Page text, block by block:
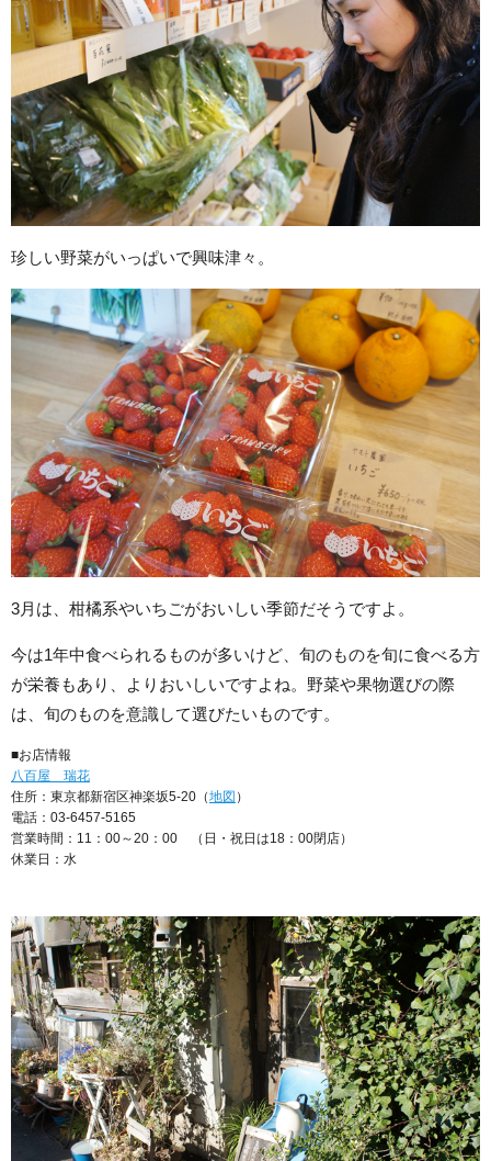
珍しい野菜がいっぱいで興味津々。
3月は、柑橘系やいちごがおいしい季節だそうですよ。
今は1年中食べられるものが多いけど、旬のものを旬に食べる方
が栄養もあり、よりおいしいですよね。野菜や果物選びの際
は、旬のものを意識して選びたいものです。
■お店情報
八百屋 瑞花
住所：東京都新宿区神楽坂5-20（地図 ）
電話：03-6457-5165
営業時間：11：00～20：00 （日・祝日は18：00閉店）
休業日：水